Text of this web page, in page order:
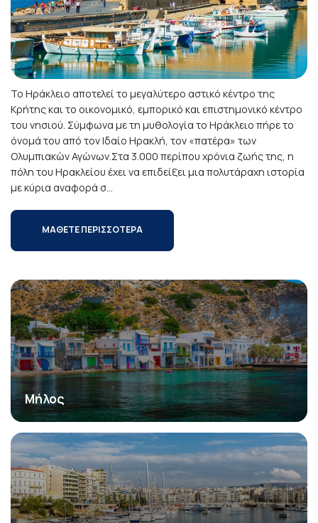
Το Ηράκλειο αποτελεί το μεγαλύτερο αστικό κέντρο της
Κρήτης και το οικονομικό, εμπορικό και επιστημονικό κέντρο
του νησιού. Σύμφωνα με τη μυθολογία το Ηράκλειο πήρε το
όνομά του από τον Ιδαίο Ηρακλή, τον «πατέρα» των
Ολυμπιακών Αγώνων.Στα 3.000 περίπου χρόνια ζωής της, η
πόλη του Ηρακλείου έχει να επιδείξει μια πολυτάραχη ιστορία
με κύρια αναφορά σ...
ΜΑΘΕΤΕ ΠΕΡΙΣΣΟΤΕΡΑ
Μήλος